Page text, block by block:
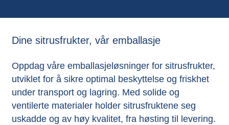
Dine sitrusfrukter, vår emballasje
Oppdag våre emballasjeløsninger for sitrusfrukter,
utviklet for å sikre optimal beskyttelse og friskhet
under transport og lagring. Med solide og
ventilerte materialer holder sitrusfruktene seg
uskadde og av høy kvalitet, fra høsting til levering.